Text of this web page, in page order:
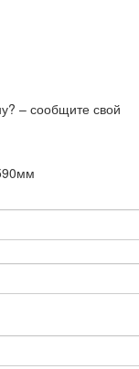
– сообщите свой